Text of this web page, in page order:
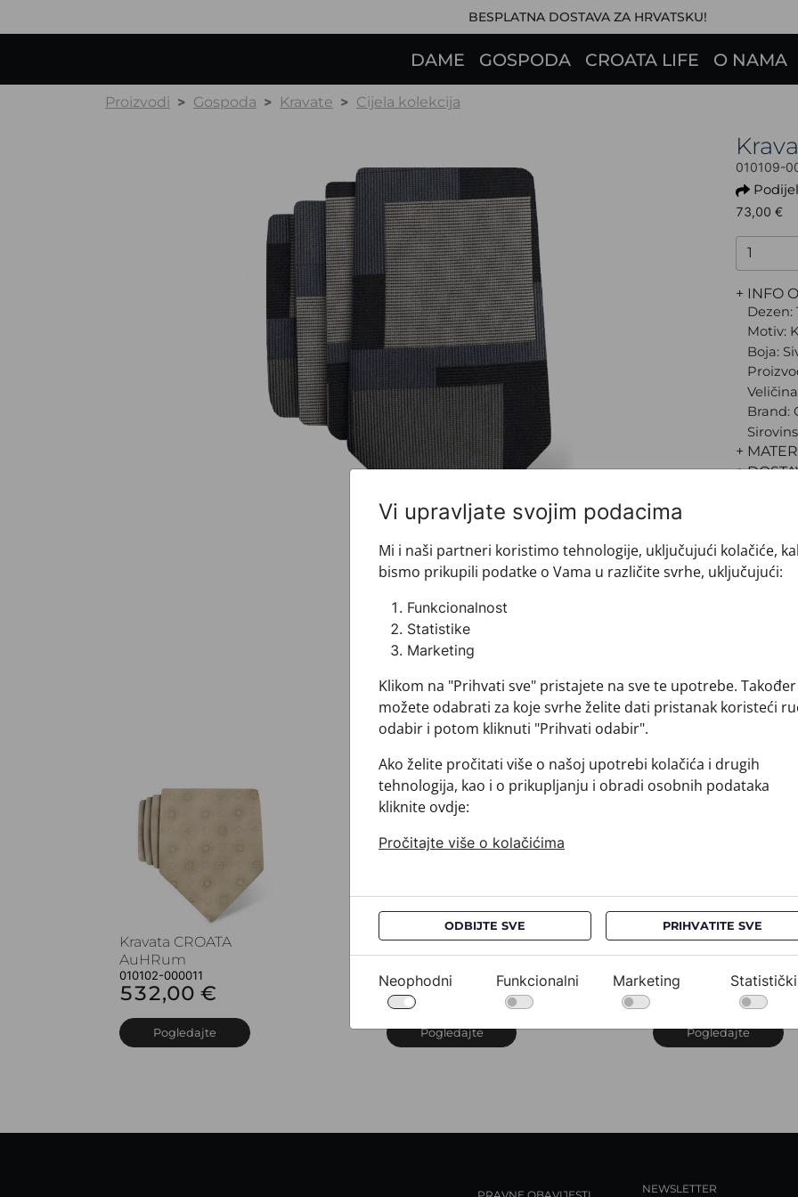
BESPLATNA DOSTAVA ZA HRVATSKU!
DAME GOSPODA CROATA LIFE O NAMA
Proizvodi Gospoda Kravate Cijela kolekcija
010109-
73,00 €
+ INFO
Dezen:
Motiv:
Boja:
Brand:
+
+
Kravata CROATA
AuHRum
010102-000011
532,00 €
Pogledajte
Kravata CROATA
AuHRum
010102-000012
532,00 €
Pogledajte
Kravata CROATA
AuHRum
010102-000040
532,00 €
Pogledajte
NEWSLETTER
Vi upravljate svojim podacima
Mi i naši partneri koristimo tehnologije, uključujući kolačiće,
bismo prikupili podatke o Vama u različite svrhe, uključujući:
Funkcionalnost
Statistike
Marketing
Klikom na "Prihvati sve" pristajete na sve te upotrebe. Također
možete odabrati za koje svrhe želite dati pristanak koristeći
odabir i potom kliknuti "Prihvati odabir".
Ako želite pročitati više o našoj upotrebi kolačića i drugih
tehnologija, kao i o prikupljanju i obradi osobnih podataka
kliknite ovdje:
Pročitajte više o kolačićima
ODBIJTE SVE PRIHVATITE SVE
Neophodni Funkcionalni Marketing Statistički